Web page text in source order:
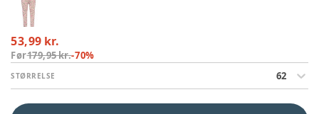
53,99 kr.
Før179,95 kr.-70%
STØRRELSE 62